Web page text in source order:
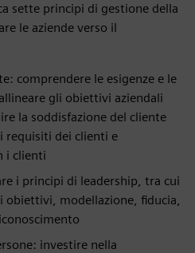
sette principi di gestione della
le aziende verso il
comprendere le esigenze e le
gli obiettivi aziendali
la soddisfazione del cliente
requisiti dei clienti e
i clienti
i principi di leadership, tra cui
obiettivi, modellazione, fiducia,
investire nella